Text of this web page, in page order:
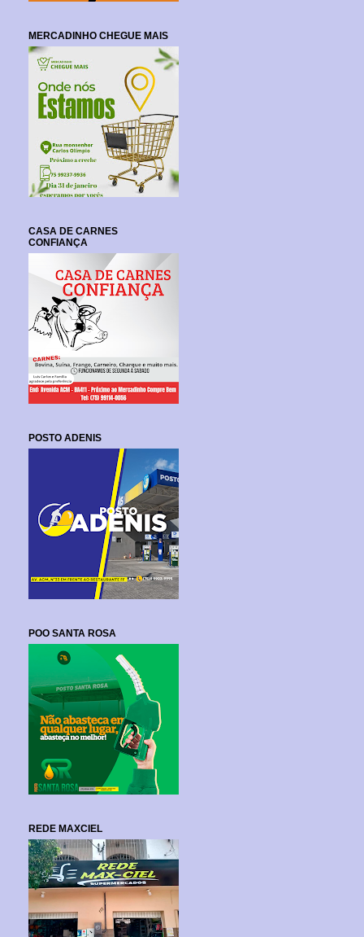
MERCADINHO CHEGUE MAIS
CASA DE CARNES
CONFIANÇA
POSTO ADENIS
POO SANTA ROSA
REDE MAXCIEL